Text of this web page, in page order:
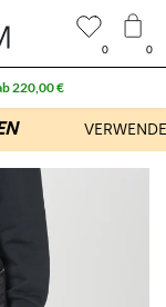
0 0
220,00 €